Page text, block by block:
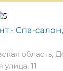
- Спа-
область,
11